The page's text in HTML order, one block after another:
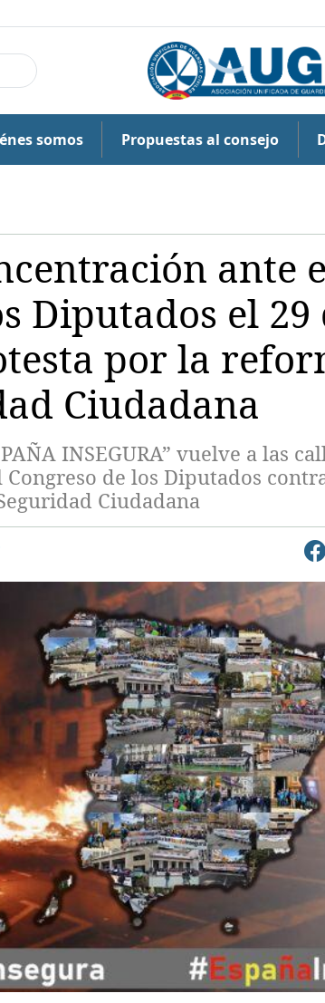
somos Propuestas al consejo
ante
Diputados el 29
por la
Ciudadana
INSEGURA” vuelve a las
de los Diputados
Ciudadana